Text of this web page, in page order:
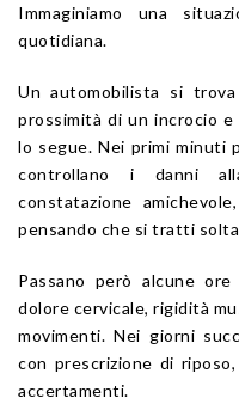
Immaginiamo una
quotidiana.
Un automobilista si
prossimità di un incrocio
lo segue. Nei primi minuti
controllano i danni
constatazione
pensando che si tratti
Passano però alcune
dolore cervicale, rigidità
movimenti. Nei giorni
con prescrizione di
accertamenti.